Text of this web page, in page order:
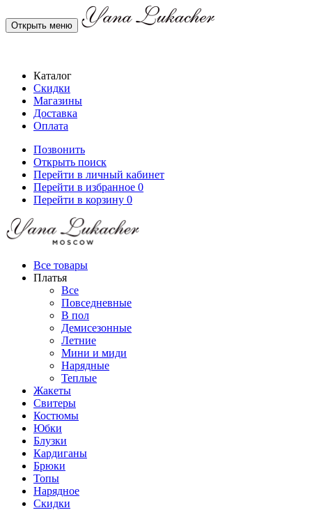
Открыть меню
Каталог
Скидки
Магазины
Доставка
Оплата
Позвонить
Открыть поиск
Перейти в личный кабинет
Перейти в избранное 0
Перейти в корзину 0
Все товары
Платья
Все
Повседневные
В пол
Демисезонные
Летние
Мини и миди
Нарядные
Теплые
Жакеты
Свитеры
Костюмы
Юбки
Блузки
Кардиганы
Брюки
Топы
Нарядное
Скидки